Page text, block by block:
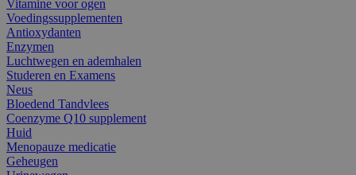
Vitamine voor ogen
Voedingssupplementen
Antioxydanten
Enzymen
Luchtwegen en ademhalen
Studeren en Examens
Neus
Bloedend Tandvlees
Coenzyme Q10 supplement
Huid
Menopauze medicatie
Geheugen